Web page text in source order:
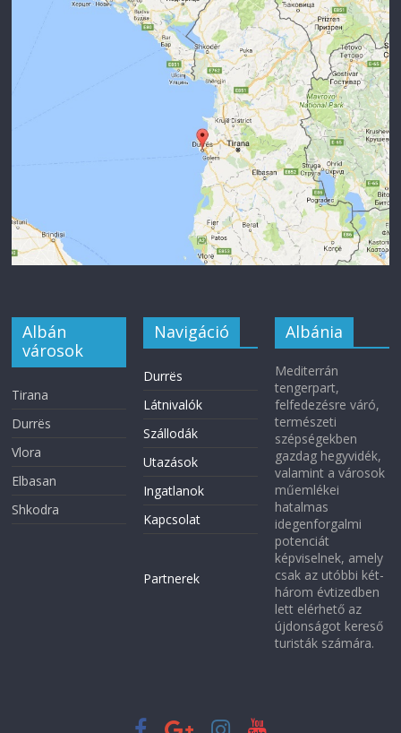
Albán
városok
Tirana
Durrës
Vlora
Elbasan
Shkodra
Navigáció
Durrës
Látnivalók
Szállodák
Utazások
Ingatlanok
Kapcsolat
Partnerek
Albánia
Mediterrán
tengerpart,
felfedezésre váró,
természeti
szépségekben
gazdag hegyvidék,
valamint a városok
műemlékei
hatalmas
idegenforgalmi
potenciát
képviselnek, amely
csak az utóbbi két-
három évtizedben
lett elérhető az
újdonságot kereső
turisták számára.